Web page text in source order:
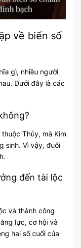
về biển số
gì, nhiều người
Dưới đây là các
Thủy, mà Kim
sinh. Vì vậy, đuôi
đến tài lộc
và thành công
lực, cơ hội và
hai số cuối của